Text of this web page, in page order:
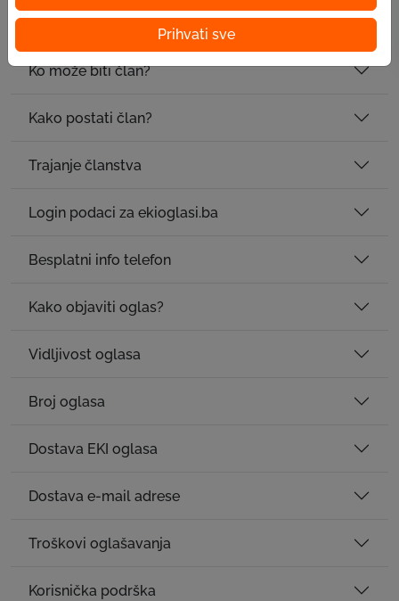
Prihvati sve
EPK pruža i mogućnost edukacije?
Ko može biti član?
Kako postati član?
Trajanje članstva
Login podaci za ekioglasi.ba
Besplatni info telefon
Kako objaviti oglas?
Vidljivost oglasa
Broj oglasa
Dostava EKI oglasa
Dostava e-mail adrese
Troškovi oglašavanja
Korisnička podrška